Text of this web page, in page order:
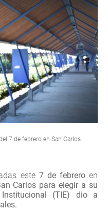
7 de febrero en San Carlos.
este 7 de febreroen
Carlos para elegir a su
(TIE) dio a
.